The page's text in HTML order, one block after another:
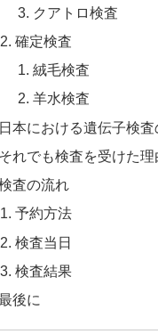
クアトロ検査
確定検査
絨毛検査
羊水検査
日本における遺伝子検
それでも検査を受けた理
査の流れ
予約方法
検査当日
検査結果
後に